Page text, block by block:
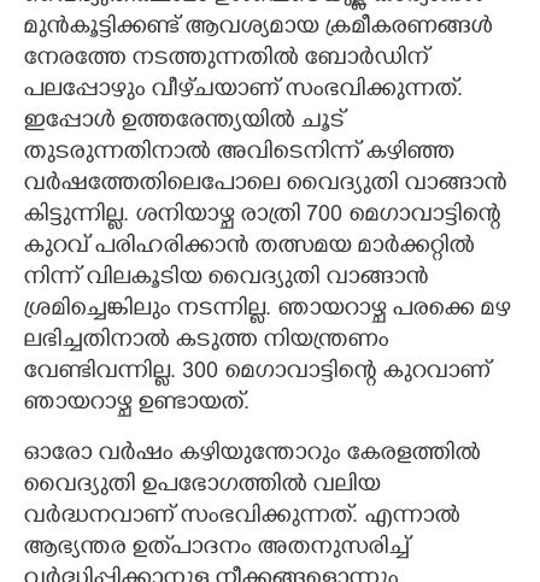
മുൻകൂട്ടിക്കണ്ട് ആവശ്യമായ ക്രമീകരണങ്ങൾ
നേരത്തേ നടത്തുന്നതിൽ ബോർഡിന്
പലപ്പോഴും വീഴ്‌ചയാണ് സംഭവിക്കുന്നത്.
ഇപ്പോൾ ഉത്തരേന്ത്യയിൽ ചൂട്
തുടരുന്നതിനാൽ അവിടെനിന്ന് കഴിഞ്ഞ
വർഷത്തേതിലെപോലെ വൈദ്യുതി വാങ്ങാൻ
കിട്ടുന്നില്ല. ശനിയാഴ്ച രാത്രി 700 മെഗാവാട്ടിന്റെ
കുറവ് പരിഹരിക്കാൻ തത്സമയ മാർക്കറ്റിൽ
നിന്ന് വിലകൂടിയ വൈദ്യുതി വാങ്ങാൻ
ശ്രമിച്ചെങ്കിലും നടന്നില്ല. ഞായറാഴ്ച പരക്കെ മഴ
ലഭിച്ചതിനാൽ കടുത്ത നിയന്ത്രണം
വേണ്ടിവന്നില്ല. 300 മെഗാവാട്ടിന്റെ കുറവാണ്
ഞായറാഴ്ച ഉണ്ടായത്.
ഓരോ വർഷം കഴിയുന്തോറും കേരളത്തിൽ
വൈദ്യുതി ഉപഭോഗത്തിൽ വലിയ
വർദ്ധനവാണ് സംഭവിക്കുന്നത്. എന്നാൽ
ആഭ്യന്തര ഉത്‌പാദനം അതനുസരിച്ച്